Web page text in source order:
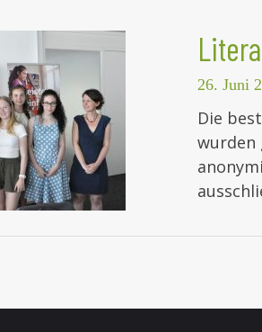
26. Juni
Die
wurden